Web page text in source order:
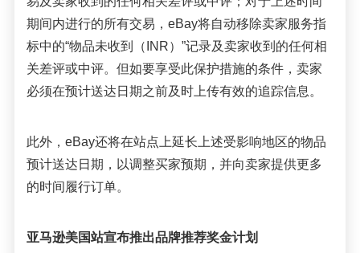
期间内进行的所有交易，eBay将自动移除卖家服务指
标中的“物品未收到（INR）”记录及卖家收到的任何相
关差评或中评。但如要享受此保护措施的条件，卖家
必须在预计送达日期之前及时上传有效的追踪信息。
此外， eBay还将在站点上延长上述受影响地区的物品
预计送达日期，以调整买家预期，并向卖家提供更多
的时间履行订单。
亚马逊美国站宣布推出品牌推荐奖金计划